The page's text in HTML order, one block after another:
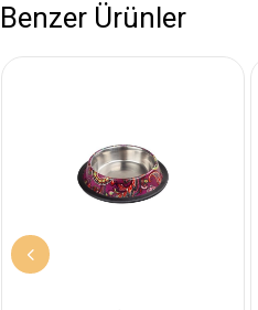
Benzer Ürünler